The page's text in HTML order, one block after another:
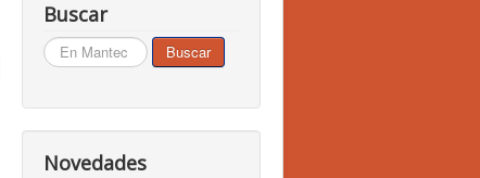
Buscar
Buscar... Buscar
Novedades